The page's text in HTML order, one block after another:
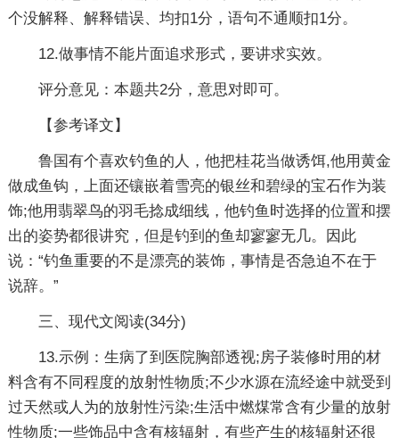
个没解释、解释错误、均扣1分，语句不通顺扣1分。
12.做事情不能片面追求形式，要讲求实效。
评分意见：本题共2分，意思对即可。
【参考译文】
鲁国有个喜欢钓鱼的人，他把桂花当做诱饵,他用黄金
做成鱼钩，上面还镶嵌着雪亮的银丝和碧绿的宝石作为装
饰;他用翡翠鸟的羽毛捻成细线，他钓鱼时选择的位置和摆
出的姿势都很讲究，但是钓到的鱼却寥寥无几。因此
说：“钓鱼重要的不是漂亮的装饰，事情是否急迫不在于
说辞。”
三、现代文阅读(34分)
13.示例：生病了到医院胸部透视;房子装修时用的材
料含有不同程度的放射性物质;不少水源在流经途中就受到
过天然或人为的放射性污染;生活中燃煤常含有少量的放射
性物质;一些饰品中含有核辐射，有些产生的核辐射还很